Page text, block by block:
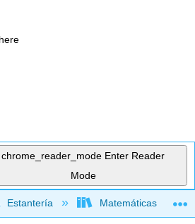
chrome_reader_mode Enter Reader
Mode
jerarquía global
Estantería Matemáticas